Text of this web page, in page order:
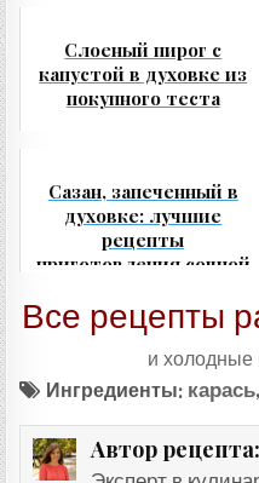
Слоеный пирог с
капустой в духовке из
покупного теста
Сазан, запеченный в
духовке: лучшие
рецепты
приготовления сочной
фольге
Все рецепты
и
Ингредиенты: карась
Автор рецепта: